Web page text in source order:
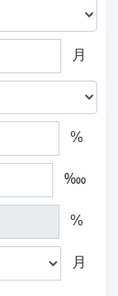
月
%
‱
%
月